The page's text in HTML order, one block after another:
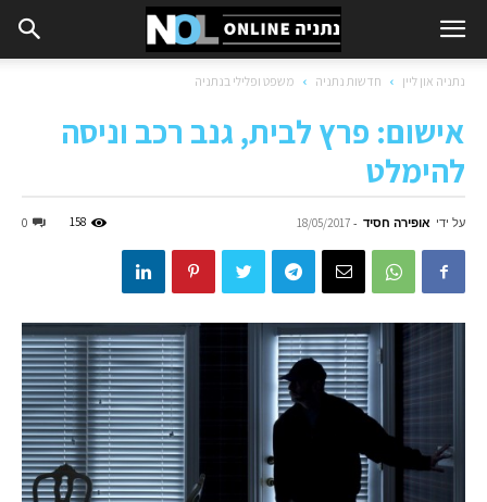
נתניה און ליין חדשות נתניה משפט ופלילי בנתניה
אישום: פרץ לבית, גנב רכב וניסה
להימלט
על ידי אופירה חסיד -
18/05/2017
0 158